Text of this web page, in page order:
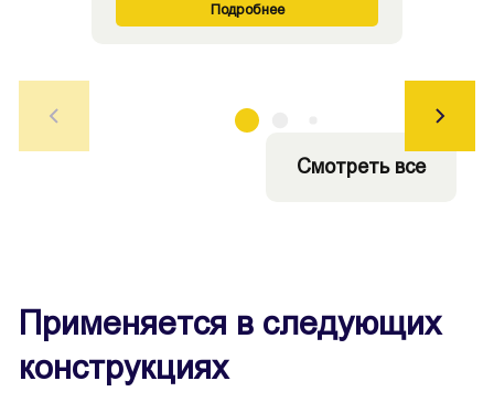
Подробнее
Смотреть все
Применяется в следующих
конструкциях